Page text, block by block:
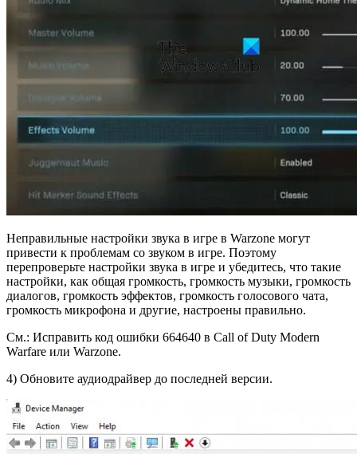
Неправильные настройки звука в игре в Warzone могут
привести к проблемам со звуком в игре. Поэтому
перепроверьте настройки звука в игре и убедитесь, что такие
настройки, как общая громкость, громкость музыки, громкость
диалогов, громкость эффектов, громкость голосового чата,
громкость микрофона и другие, настроены правильно.
См.: Исправить код ошибки 664640 в Call of Duty Modern
Warfare или Warzone.
4) Обновите аудиодрайвер до последней версии.